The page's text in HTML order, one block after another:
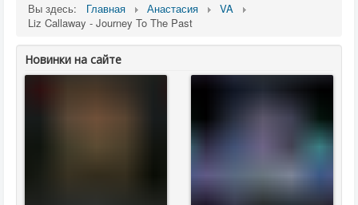
Вы здесь: Главная Анастасия
VA
Liz Callaway - Journey To The Past
Новинки на сайте